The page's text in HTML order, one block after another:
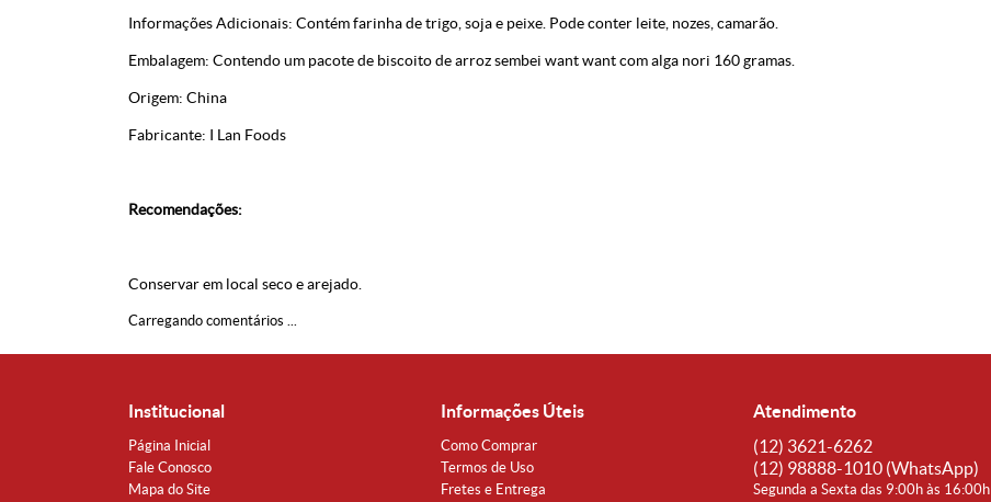
Informações Adicionais: Contém farinha de trigo, soja e peixe. Pode conter leite, nozes, camarão.
Embalagem: Contendo um pacote de biscoito de arroz sembei want want com alga nori 160 gramas.
Origem: China
Fabricante: I Lan Foods
Recomendações:
Conservar em local seco e arejado.
Carregando comentários ...
Institucional
Página Inicial
Fale Conosco
Mapa do Site
Informações Úteis
Como Comprar
Termos de Uso
Fretes e Entrega
Atendimento
(12) 3621-6262
(12) 98888-1010 (WhatsApp)
Segunda a Sexta das 9:00h às 16:00h